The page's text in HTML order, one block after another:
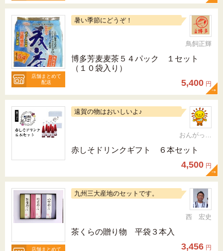
店舗まとめて
配送
暑い季節にどうぞ！
鳥飼正輝
博多芳麦麦茶５４パック １セット
（１０袋入り）
5,400 円
遠賀の物はおいしいよ♪
おんがっぴー
赤しそドリンクギフト ６本セット
4,500 円
店舗まとめて
九州三大産地のセットです。
西 宏史
茶くらの贈り物 平袋３本入
3,456 円